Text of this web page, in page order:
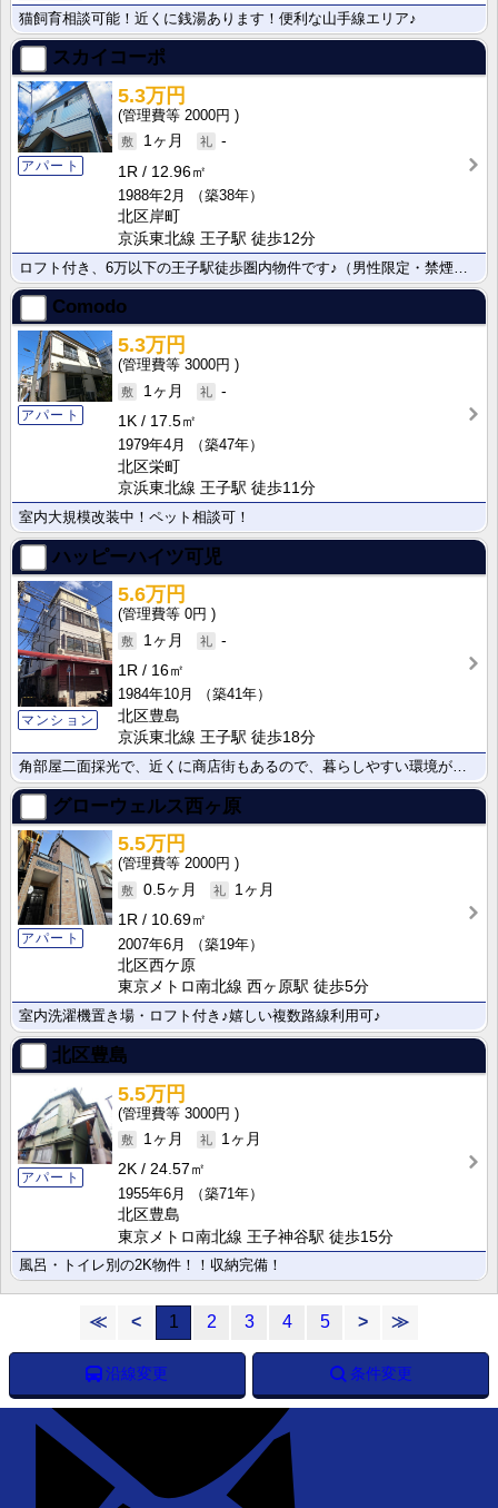
猫飼育相談可能！近くに銭湯あります！便利な山手線エリア♪
スカイコーポ
アパート
5.3万円
2000円
1ヶ月
-
1R
12.96㎡
1988年2月
（築38年）
北区岸町
京浜東北線 王子駅 徒歩12分
Comodo
アパート
5.3万円
3000円
1ヶ月
-
1K
17.5㎡
1979年4月
（築47年）
北区栄町
京浜東北線 王子駅 徒歩11分
室内大規模改装中！ペット相談可！
ハッピーハイツ可児
マンション
5.6万円
0円
1ヶ月
-
1R
16㎡
1984年10月
（築41年）
北区豊島
京浜東北線 王子駅 徒歩18分
グローウェルス西ヶ原
アパート
5.5万円
2000円
0.5ヶ月
1ヶ月
1R
10.69㎡
2007年6月
（築19年）
北区西ケ原
東京メトロ南北線 西ヶ原駅 徒歩5分
室内洗濯機置き場・ロフト付き♪嬉しい複数路線利用可♪
北区豊島
アパート
5.5万円
3000円
1ヶ月
1ヶ月
2K
24.57㎡
1955年6月
（築71年）
北区豊島
東京メトロ南北線 王子神谷駅 徒歩15分
風呂・トイレ別の2K物件！！収納完備！
≪ < 1 2 3 4 5 > ≫
沿線変更 条件変更